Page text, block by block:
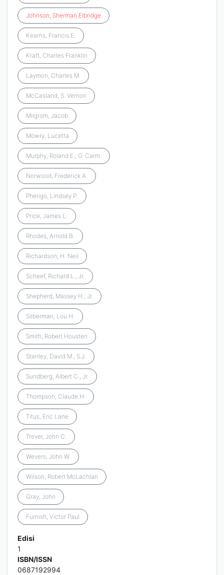
Johnson, Sherman Elbridge
Kearns, Francis E.
Kraft, Charles Franklin
Laymon, Charles M.
McCasland, S. Vernon
Milgrom, Jacob
Mowry, Lucetta
Murphy, Roland E., O. Carm.
Norwood, Frederick A.
Pherigo, Lindsey P.
Price, James L.
Rhodes, Arnold B.
Richardson, H. Neil
Scheef, Richard L., Jr.
Shepherd, Massey H., Jr.
Silberman, Lou H.
Smith, Robert Housten
Stanley, David M., S.J.
Sundberg, Albert C., Jr.
Thompson, Claude H.
Titus, Eric Lane
Trever, John C.
Wevers, John W.
Wilson, Robert McLachlan
Gray, John
Furnish, Victor Paul
Edisi
1
ISBN/ISSN
0687192994